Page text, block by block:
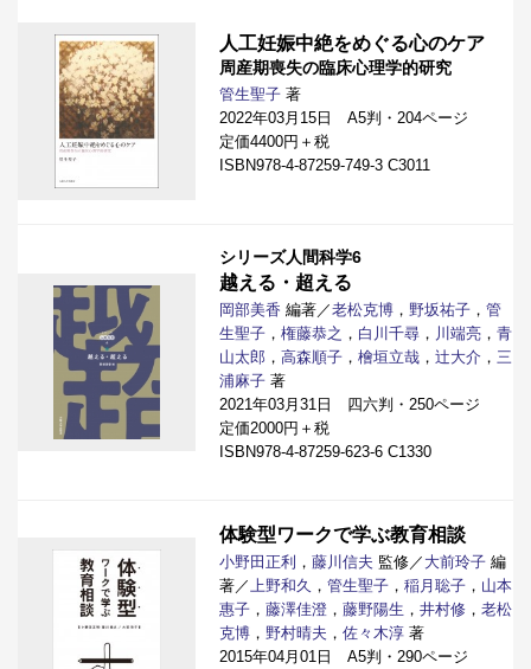
人工妊娠中絶をめぐる心のケア
周産期喪失の臨床心理学的研究
管生聖子 著
2022年03月15日 A5判・204ページ
定価4400円＋税
ISBN978-4-87259-749-3 C3011
シリーズ人間科学6
越える・超える
岡部美香 編著／老松克博 ， 野坂祐子 ， 管
生聖子 ， 権藤恭之 ， 白川千尋 ， 川端亮 ， 青
山太郎 ， 高森順子 ， 檜垣立哉 ， 辻大介 ， 三
浦麻子 著
2021年03月31日 四六判・250ページ
定価2000円＋税
ISBN978-4-87259-623-6 C1330
体験型ワークで学ぶ教育相談
小野田正利 ， 藤川信夫 監修／ 大前玲子 編
著／ 上野和久 ， 管生聖子 ， 稲月聡子 ， 山本
惠子 ， 藤澤佳澄 ， 藤野陽生 ， 井村修 ， 老松
克博 ， 野村晴夫 ， 佐々木淳 著
2015年04月01日 A5判・290ページ